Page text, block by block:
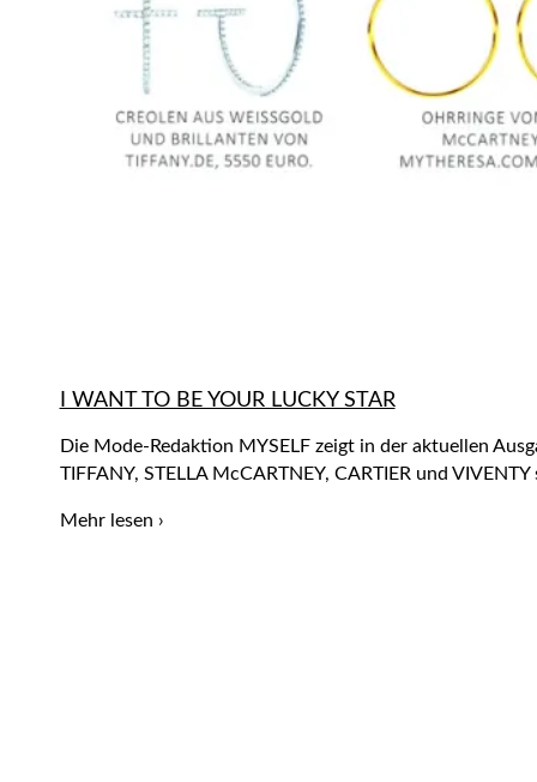
I WANT TO BE YOUR LUCKY STAR
Die Mode-Redaktion MYSELF zeigt in der aktuellen
TIFFANY, STELLA McCARTNEY, CARTIER und
Mehr lesen ›